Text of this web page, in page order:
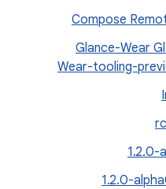
Glance-Wear
Wear-tooling-